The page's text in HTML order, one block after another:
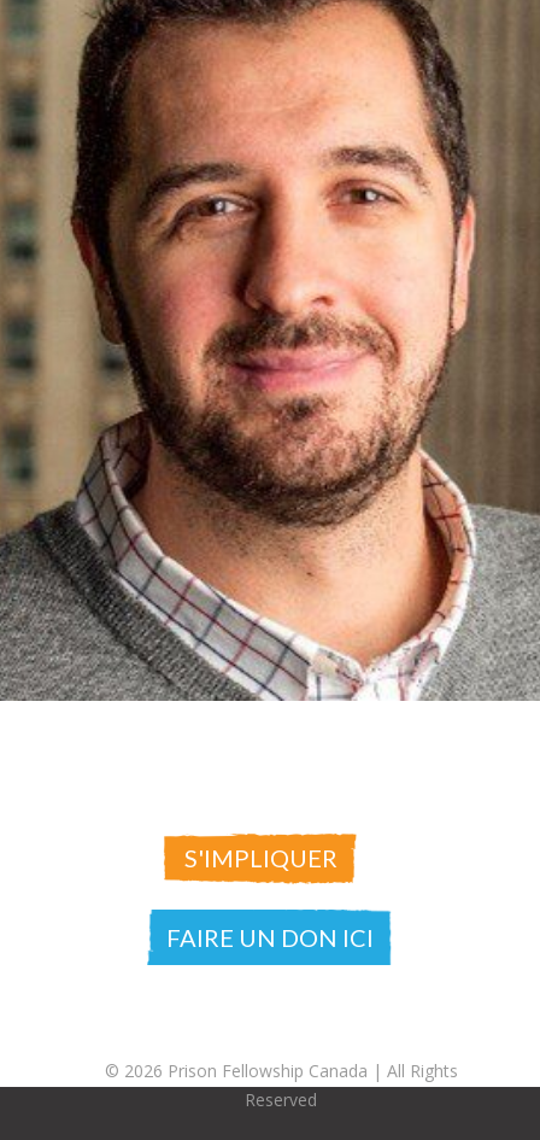
Ruben Jurik
Membre du conseil d'administration
S'IMPLIQUER
FAIRE UN DON ICI
© 2026 Prison Fellowship Canada | All Rights
Reserved